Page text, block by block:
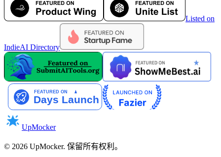
Listed on
IndieAI Directory
UpMocker
© 2026 UpMocker. 保留所有权利。